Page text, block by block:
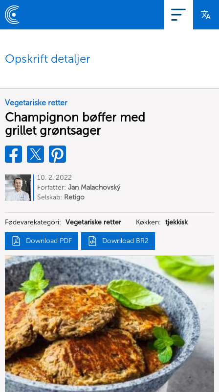
Opskrift detaljer
Vegetariske retter
Champignon bøffer med
grillet grøntsager
10. 2. 2022
Forfatter: Jan Malachovský
Selskab: Retigo
Fødevarekategori: Vegetariske retter Køkken: tjekkisk
Download PDF Download BR2